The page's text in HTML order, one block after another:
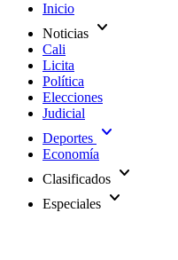
Inicio
Noticias expand_more
Cali
Licita
Política
Elecciones
Judicial
Deportes expand_more
Economía
Clasificados expand_more
Especiales expand_more